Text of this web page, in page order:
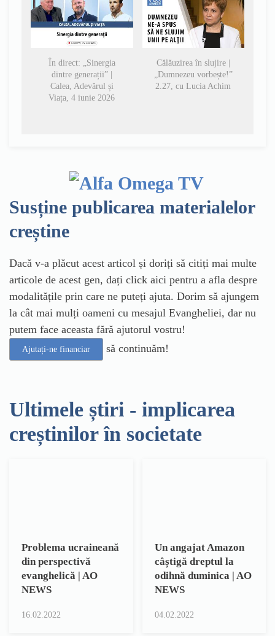
În direct: „Sinergia
dintre generații” |
Calea, Adevărul și
Viața, 4 iunie 2026
Călăuzirea în slujire |
„Dumnezeu vorbește!”
2.27, cu Lucia Achim
Susține publicarea materialelor
creștine
Dacă v-a plăcut acest articol și doriți să citiți mai multe
articole de acest gen, dați click aici pentru a afla despre
modalitățile prin care ne puteți ajuta. Dorim să ajungem
la cât mai mulți oameni cu mesajul Evangheliei, dar nu
putem face aceasta fără ajutorul vostru!
Ajutați-ne financiar să continuăm!
Ultimele știri - implicarea
creștinilor în societate
Problema ucraineană
din perspectivă
evanghelică | AO
NEWS
16.02.2022
Un angajat Amazon
câștigă dreptul la
odihnă duminica | AO
NEWS
04.02.2022